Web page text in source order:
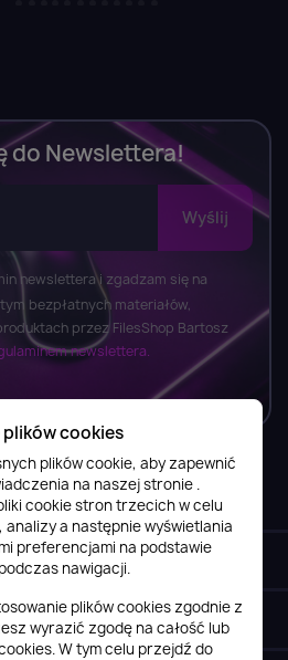
do Newslettera!
newslettera i zgadzam się na
bezpłatnych materiałów,
przez FilesShop Bartosz
newslettera.
keyboard_arrow_down
cookies
plików cookie, aby zapewnić
na naszej stronie .
cookie stron trzecich w celu
a następnie wyświetlania
preferencjami na podstawie
nawigacji.
plików cookies zgodnie z
wyrazić zgodę na całość lub
W tym celu przejdź do